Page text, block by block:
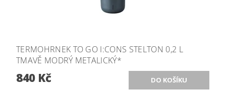
TERMOHRNEK TO GO I:CONS STELTON 0,2 L
TMAVĚ MODRÝ METALICKÝ*
840 Kč